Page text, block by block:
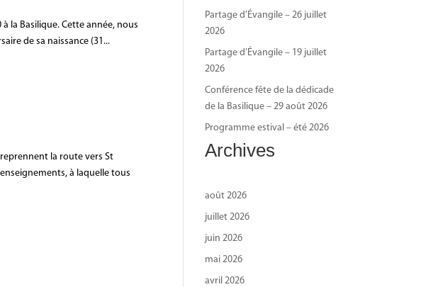
la Basilique. Cette année, nous
de sa naissance (31...
la route vers St
à laquelle tous
Partage d’Évangile – 26 juillet
2026
Partage d’Évangile – 19 juillet
2026
Conférence fête de la dédicade
de la Basilique – 29 août 2026
Programme estival – été 2026
Archives
août 2026
juillet 2026
juin 2026
mai 2026
avril 2026